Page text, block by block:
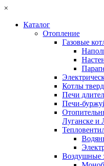
×
Каталог
Отопление
Газовые
Котлы
Печи
Печи-
Луганске и
Воздушные